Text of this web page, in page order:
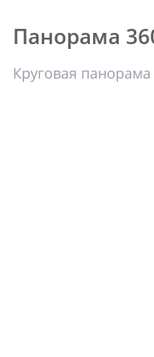
Панорама
Круговая